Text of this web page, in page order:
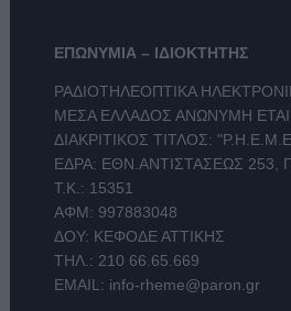
ΕΠΩΝΥΜΙΑ – ΙΔΙΟΚΤΗΤΗΣ
ΡΑΔΙΟΤΗΛΕΟΠΤΙΚΑ
ΜΕΣΑ ΕΛΛΑΔΟΣ ΑΝΩΝΥΜΗ
ΔΙΑΚΡΙΤΙΚΟΣ ΤΙΤΛΟΣ:
ΕΔΡΑ: ΕΘΝ.ΑΝΤΙΣΤΑΣΕΩΣ 253,
Τ.Κ.: 15351
ΑΦΜ: 997883048
ΔΟΥ: ΚΕΦΟΔΕ ΑΤΤΙΚΗΣ
ΤΗΛ.: 210 66.65.669
EMAIL: info-rheme@paron.gr